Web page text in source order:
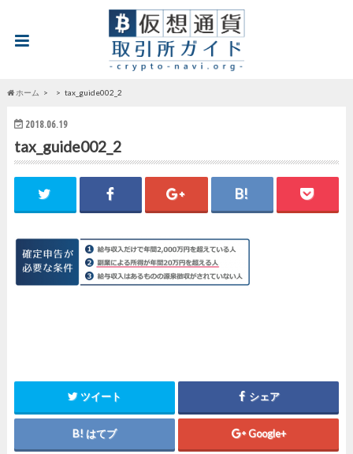
ホーム tax_guide002_2
2018.06.19
tax_guide002_2
ツイート シェア
はてブ Google+